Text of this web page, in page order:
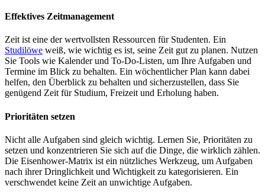
Effektives Zeitmanagement
Zeit ist eine der wertvollsten Ressourcen für Studenten. Ein
Studilöwe weiß, wie wichtig es ist, seine Zeit gut zu planen. Nutzen
Sie Tools wie Kalender und To-Do-Listen, um Ihre Aufgaben und
Termine im Blick zu behalten. Ein wöchentlicher Plan kann dabei
helfen, den Überblick zu behalten und sicherzustellen, dass Sie
genügend Zeit für Studium, Freizeit und Erholung haben.
Prioritäten setzen
Nicht alle Aufgaben sind gleich wichtig. Lernen Sie, Prioritäten zu
setzen und konzentrieren Sie sich auf die Dinge, die wirklich zählen.
Die Eisenhower-Matrix ist ein nützliches Werkzeug, um Aufgaben
nach ihrer Dringlichkeit und Wichtigkeit zu kategorisieren. Ein
verschwendet keine Zeit an unwichtige Aufgaben.